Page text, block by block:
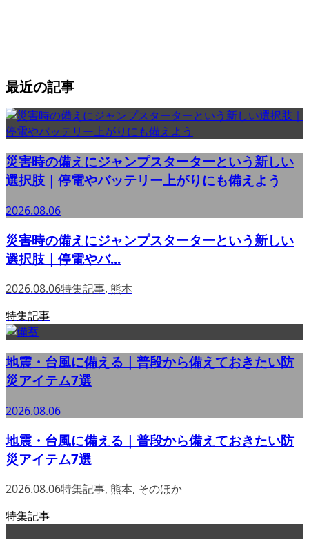
最近の記事
災害時の備えにジャンプスターターという新しい
選択肢｜停電やバッテリー上がりにも備えよう
2026.08.06
災害時の備えにジャンプスターターという新しい
選択肢｜停電やバ...
2026.08.06特集記事, 熊本
特集記事
地震・台風に備える｜普段から備えておきたい防
災アイテム7選
2026.08.06
地震・台風に備える｜普段から備えておきたい防
災アイテム7選
2026.08.06特集記事, 熊本, そのほか
特集記事